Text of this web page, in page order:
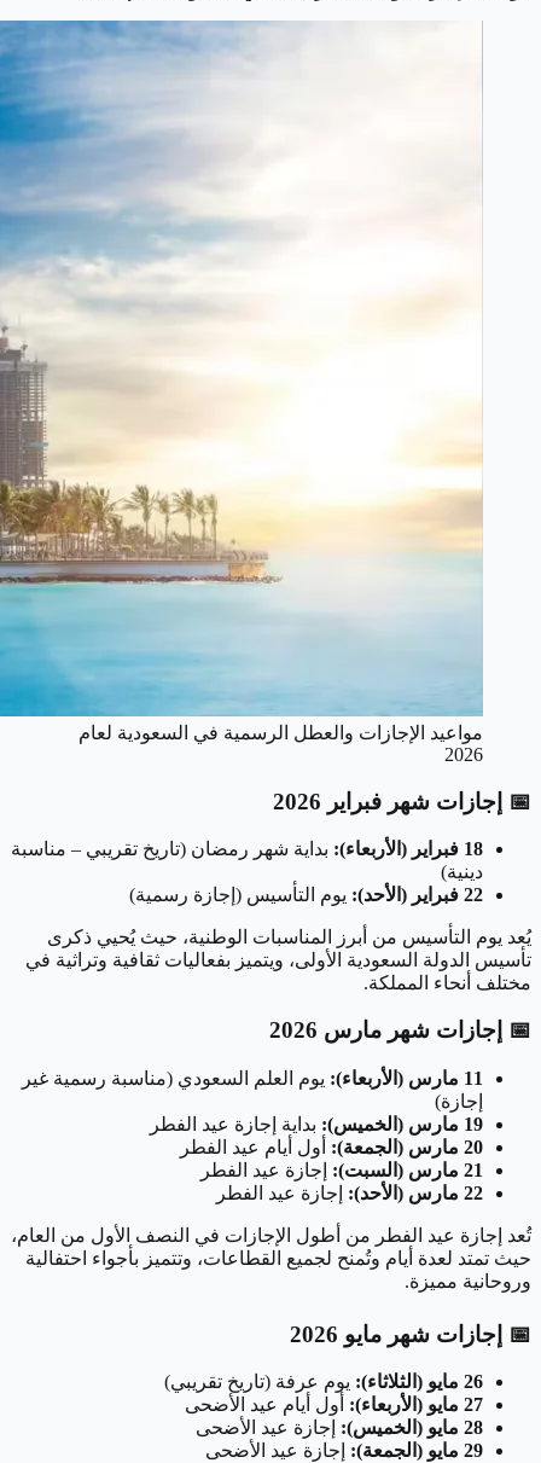
مواعيد الإجازات والعطل الرسمية في السعودية لعام
2026
📅 إجازات شهر فبراير 2026
18 فبراير (الأربعاء):
بداية شهر رمضان (تاريخ تقريبي – مناسبة
دينية)
22 فبراير (الأحد):
يوم التأسيس (إجازة رسمية)
يُعد يوم التأسيس من أبرز المناسبات الوطنية، حيث يُحيي ذكرى
تأسيس الدولة السعودية الأولى، ويتميز بفعاليات ثقافية وتراثية في
مختلف أنحاء المملكة.
📅 إجازات شهر مارس 2026
11 مارس (الأربعاء):
يوم العلم السعودي (مناسبة رسمية غير
إجازة)
19 مارس (الخميس):
بداية إجازة عيد الفطر
20 مارس (الجمعة):
أول أيام عيد الفطر
21 مارس (السبت):
إجازة عيد الفطر
22 مارس (الأحد):
إجازة عيد الفطر
تُعد إجازة عيد الفطر من أطول الإجازات في النصف الأول من العام،
حيث تمتد لعدة أيام وتُمنح لجميع القطاعات، وتتميز بأجواء احتفالية
وروحانية مميزة.
📅 إجازات شهر مايو 2026
26 مايو (الثلاثاء):
يوم عرفة (تاريخ تقريبي)
27 مايو (الأربعاء):
أول أيام عيد الأضحى
28 مايو (الخميس):
إجازة عيد الأضحى
29 مايو (الجمعة):
إجازة عيد الأضحى